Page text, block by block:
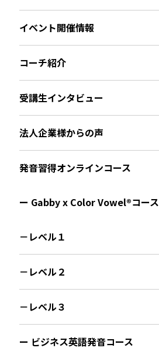
イベント開催情報
コーチ紹介
受講生インタビュー
法人企業様からの声
発音習得オンラインコース
ー Gabby x Color Vowel®︎コース
－レベル１
－レベル２
－レベル３
ー ビジネス英語発音コース